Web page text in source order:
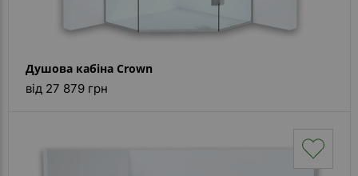
Душова кабіна Crown
від 27 879 грн